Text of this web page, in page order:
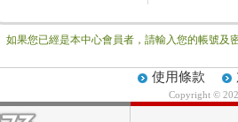
如果您已經是本中心會員者，請輸入您的帳號及
使用條款
Copyright ©